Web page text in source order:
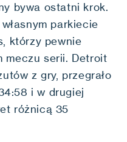
bywa ostatni krok.
parkiecie
którzy pewnie
meczu serii. Detroit
z gry, przegrało
i w drugiej
różnicą 35